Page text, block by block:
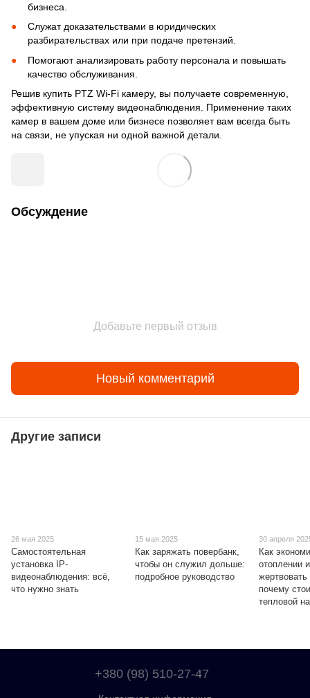
бизнеса.
Служат доказательствами в юридических
разбирательствах или при подаче претензий.
Помогают анализировать работу персонала и повышать
качество обслуживания.
Решив купить PTZ Wi-Fi камеру, вы получаете современную,
эффективную систему видеонаблюдения. Применение таких
камер в вашем доме или бизнесе позволяет вам всегда быть
на связи, не упуская ни одной важной детали.
Обсуждение
Добавьте первый отзыв
Новый комментарий
Другие записи
26 мая 2025
Самостоятельная
установка IP-
видеонаблюдения: всё,
что нужно знать
15 мая 2025
Как заряжать повербанк,
чтобы он служил дольше:
подробное руководство
30 апреля
Как
отоплении
почему
тепловой
+380 (98) 510-27-47